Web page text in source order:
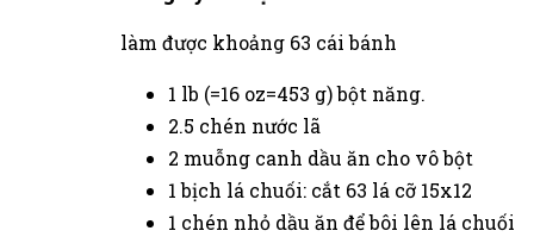
làm được khoảng 63 cái bánh
1 lb (=16 oz=453 g) bột năng.
2.5 chén nước lã
2 muỗng canh dầu ăn cho vô bột
1 bịch lá chuối: cắt 63 lá cỡ 15x12
1 chén nhỏ dầu ăn để bôi lên lá chuối